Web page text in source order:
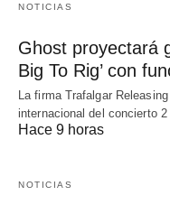
NOTICIAS
Ghost proyectará
Big To Rig’ con
La firma Trafalgar
internacional del concierto 2
Hace 9 horas
NOTICIAS